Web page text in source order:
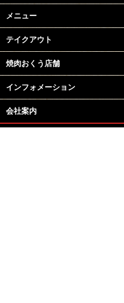
メニュー
テイクアウト
焼肉おくう店舗
インフォメーション
会社案内